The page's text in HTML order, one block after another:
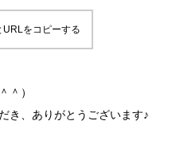
URLをコピーする
＾）
き、ありがとうございます♪